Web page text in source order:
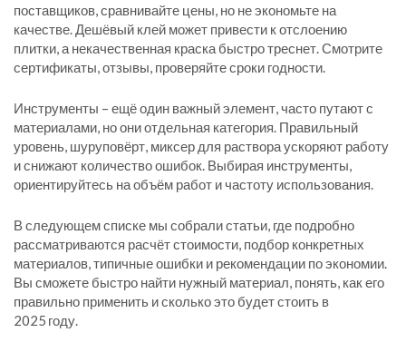
поставщиков, сравнивайте цены, но не экономьте на
качестве. Дешёвый клей может привести к отслоению
плитки, а некачественная краска быстро треснет. Смотрите
сертификаты, отзывы, проверяйте сроки годности.
Инструменты – ещё один важный элемент, часто путают с
материалами, но они отдельная категория. Правильный
уровень, шуруповёрт, миксер для раствора ускоряют работу
и снижают количество ошибок. Выбирая инструменты,
ориентируйтесь на объём работ и частоту использования.
В следующем списке мы собрали статьи, где подробно
рассматриваются расчёт стоимости, подбор конкретных
материалов, типичные ошибки и рекомендации по экономии.
Вы сможете быстро найти нужный материал, понять, как его
правильно применить и сколько это будет стоить в
2025 году.